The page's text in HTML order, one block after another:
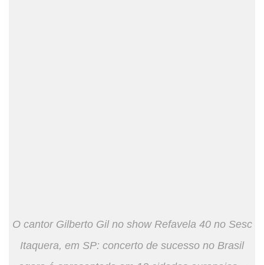
O cantor Gilberto Gil no show Refavela 40 no Sesc
Itaquera, em SP: concerto de sucesso no Brasil